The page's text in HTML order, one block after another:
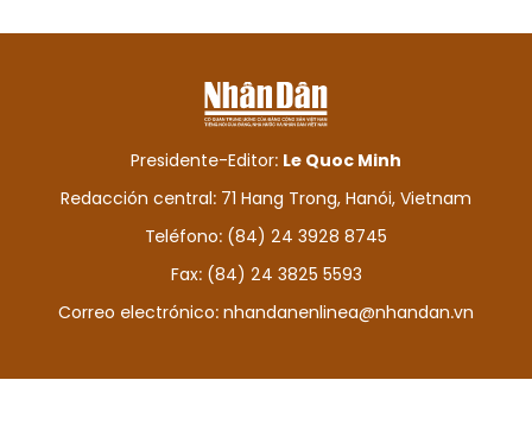
Presidente-Editor: Le Quoc Minh
Redacción central: 71 Hang Trong, Hanói, Vietnam
Teléfono: (84) 24 3928 8745
Fax: (84) 24 3825 5593
Correo electrónico: nhandanenlinea@nhandan.vn